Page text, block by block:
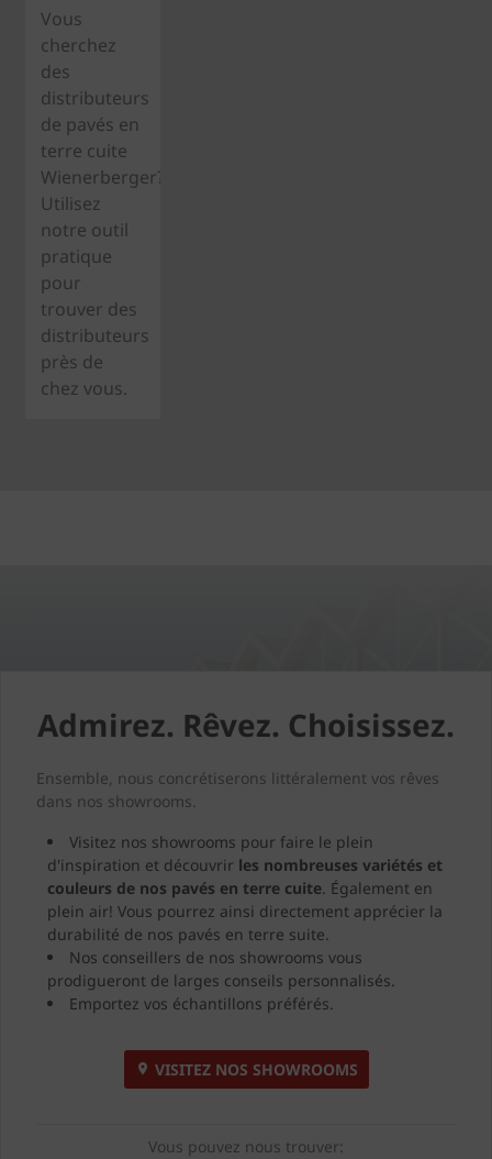
Vous
cherchez
des
distributeurs
de pavés en
terre cuite
Wienerberger?
Utilisez
notre outil
pratique
pour
trouver des
distributeurs
près de
chez vous.
Admirez. Rêvez. Choisissez.
Ensemble, nous concrétiserons littéralement vos rêves
dans nos showrooms.
Visitez nos showrooms pour faire le plein
d'inspiration et découvrir les nombreuses variétés et
couleurs de nos pavés en terre cuite. Également en
plein air! Vous pourrez ainsi directement apprécier la
durabilité de nos pavés en terre suite.
Nos conseillers de nos showrooms vous
prodigueront de larges conseils personnalisés.
Emportez vos échantillons préférés.
VISITEZ NOS SHOWROOMS
Vous pouvez nous trouver: